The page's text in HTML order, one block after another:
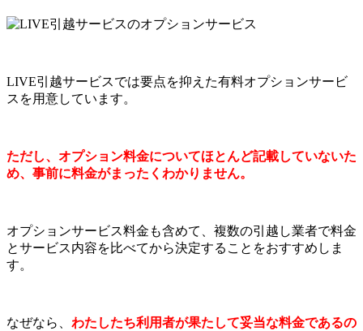
LIVE引越サービスでは要点を抑えた有料オプションサービ
スを用意しています。
ただし、オプション料金についてほとんど記載していないた
め、事前に料金がまったくわかりません。
オプションサービス料金も含めて、複数の引越し業者で料金
とサービス内容を比べてから決定することをおすすめしま
す。
なぜなら、 わたしたち利用者が果たして妥当な料金であるの